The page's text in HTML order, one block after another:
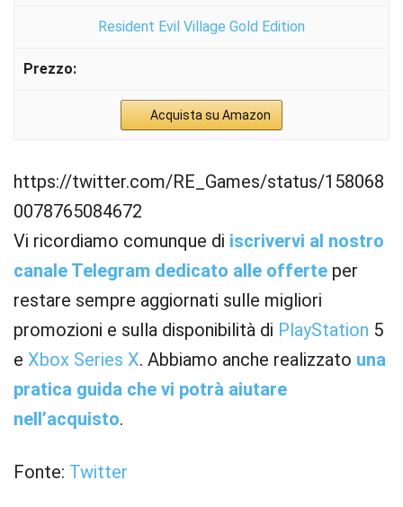
Resident Evil Village Gold Edition
Acquista su Amazon
https://twitter.com/RE_Games/status/158068
0078765084672
Vi ricordiamo comunque di iscrivervi al nostro
canale Telegram dedicato alle offerte per
restare sempre aggiornati sulle migliori
promozioni e sulla disponibilità di PlayStation 5
e Xbox Series X. Abbiamo anche realizzato una
pratica guida che vi potrà aiutare
nell’acquisto.
Fonte: Twitter